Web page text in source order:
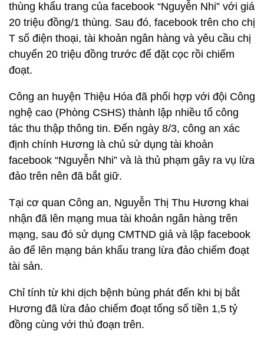
thùng khẩu trang của facebook “Nguyễn Nhi” với giá
20 triệu đồng/1 thùng. Sau đó, facebook trên cho chị
T số điện thoại, tài khoản ngân hàng và yêu cầu chị
chuyển 20 triệu đồng trước để đặt cọc rồi chiếm
đoạt.
Công an huyện Thiệu Hóa đã phối hợp với đội Công
nghệ cao (Phòng CSHS) thành lập nhiều tổ công
tác thu thập thông tin. Đến ngày 8/3, công an xác
định chính Hương là chủ sử dụng tài khoản
facebook “Nguyễn Nhi” và là thủ phạm gây ra vụ lừa
đảo trên nên đã bắt giữ.
Tại cơ quan Công an, Nguyễn Thị Thu Hương khai
nhận đã lên mạng mua tài khoản ngân hàng trên
mạng, sau đó sử dụng CMTND giả và lập facebook
ảo để lên mạng bán khẩu trang lừa đảo chiếm đoạt
tài sản.
Chỉ tính từ khi dịch bệnh bùng phát đến khi bị bắt
Hương đã lừa đảo chiếm đoạt tổng số tiền 1,5 tỷ
đồng cùng với thủ đoạn trên.